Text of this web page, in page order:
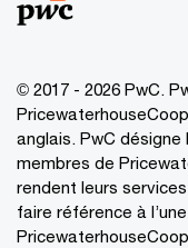
© 2017 - 2026 PwC.
anglais. PwC
membres de
rendent leurs
faire référence à